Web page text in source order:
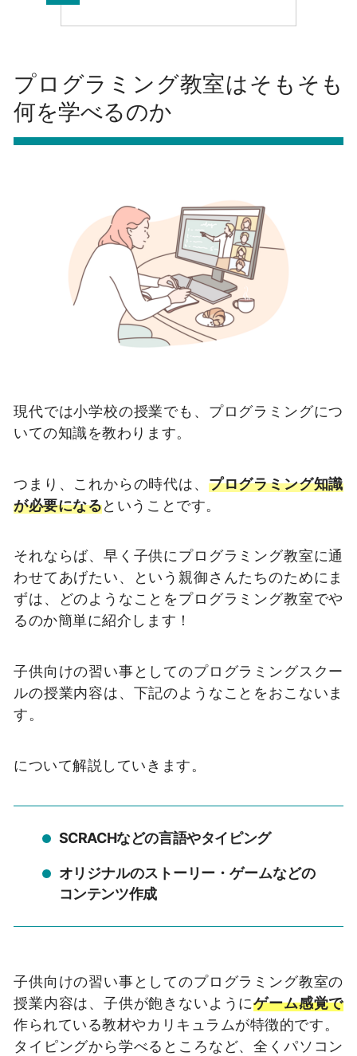
プログラミング教室はそもそも
何を学べるのか
現代では小学校の授業でも、プログラミングにつ
いての知識を教わります。
つまり、これからの時代は、 プログラミング知識
が必要になるということです。
それならば、早く子供にプログラミング教室に通
わせてあげたい、という親御さんたちのためにま
ずは、どのようなことをプログラミング教室でや
るのか簡単に紹介します！
子供向けの習い事としてのプログラミングスクー
ルの授業内容は、下記のようなことをおこないま
す。
について解説していきます。
SCRACHなどの言語やタイピング
オリジナルのストーリー・ゲームなどの
コンテンツ作成
子供向けの習い事としてのプログラミング教室の
授業内容は、子供が飽きないようにゲーム感覚で
作られている教材やカリキュラムが特徴的です。
タイピングから学べるところなど、全くパソコン